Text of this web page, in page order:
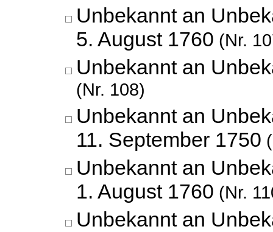
Unbekannt an
5. August 1760 (Nr.
Unbekannt an
(Nr. 108)
Unbekannt an
11. September 1750
Unbekannt an
1. August 1760 (Nr.
Unbekannt an